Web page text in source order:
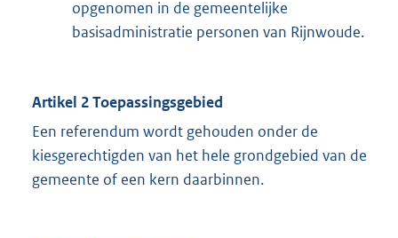
opgenomen in de gemeentelijke
basisadministratie personen van Rijnwoude.
Artikel 2 Toepassingsgebied
Een referendum wordt gehouden onder de
kiesgerechtigden van het hele grondgebied van de
gemeente of een kern daarbinnen.